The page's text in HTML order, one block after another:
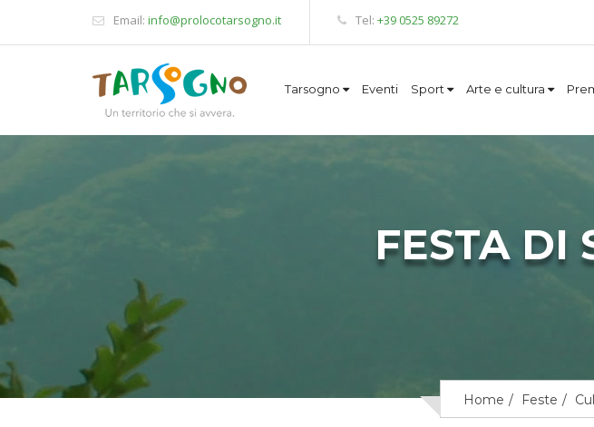
Email: info@prolocotarsogno.it Tel: +39 0525 89272
Tarsogno Eventi Sport Arte e cultura
FESTA DI
Home Feste